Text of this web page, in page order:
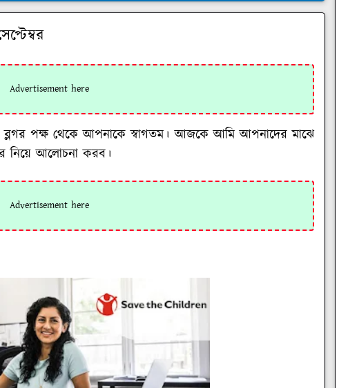
ব্লগর পক্ষ থেকে আপনাকে স্বাগতম। আজকে আমি আপনাদের মাঝে
নিয়ে আলোচনা করব।